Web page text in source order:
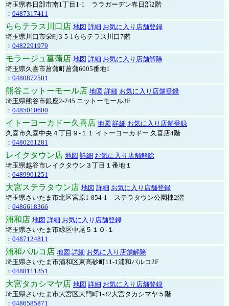
埼玉県春日部市南1丁目1-1 ララガーデン春日部2階
： 0487317411
ららテラス川口店 地図 詳細 お気に入り店舗登録
埼玉県川口市栄町3-5-1ららテラス川口7階
： 0482291979
モラージュ菖蒲店 地図 詳細 お気に入り店舗解除
埼玉県久喜市菖蒲町菖蒲6005番地1
： 0480872501
熊谷ニットーモール店 地図 詳細 お気に入り店舗登録
埼玉県熊谷市銀座2-245 ニットーモール3F
： 0485010600
イトーヨーカドー久喜店 地図 詳細 お気に入り店舗登録
久喜市久喜中央４丁目９-１１ イトーヨーカドー 久喜店4階
： 0480261281
レイクタウン店 地図 詳細 お気に入り店舗解除
埼玉県越谷市レイクタウン３丁目１番地１
： 0489901251
大宮ステラタウン店 地図 詳細 お気に入り店舗登録
埼玉県さいたま市北区宮原1-854-1 ステラタウン公園棟2階
： 0486618366
浦和店 地図 詳細 お気に入り店舗登録
埼玉県さいたま市緑区中尾５１０-１
： 0487124811
浦和パルコ店 地図 詳細 お気に入り店舗解除
埼玉県さいたま市浦和区東高砂町11-1浦和パルコ2F
： 0488111351
大宮タカシマヤ店 地図 詳細 お気に入り店舗登録
埼玉県さいたま市大宮区大門町1-32大宮タカシマヤ５階
： 0486585871